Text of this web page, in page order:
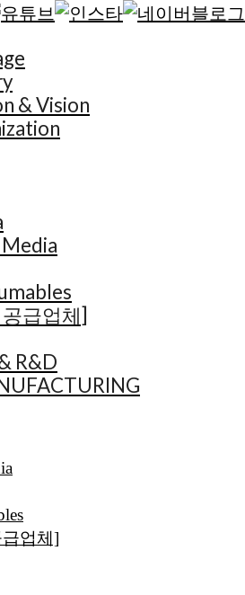
업체]
& Vision
급업체]
R&D